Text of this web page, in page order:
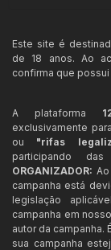
Este site é
de 18 anos. Ao
confirma que possui
A plataforma
exclusivamente
ou "rifas
participando
ORGANIZADOR:
campanha está
legislação
campanha em
autor da campanha.
sua campanha